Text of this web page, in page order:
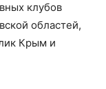
клубов
областей,
Крым и